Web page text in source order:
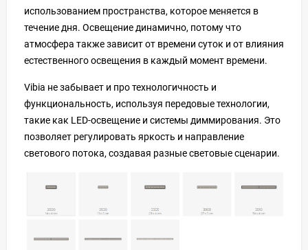
использованием пространства, которое меняется в
течение дня. Освещение динамично, потому что
атмосфера также зависит от времени суток и от влияния
естественного освещения в каждый момент времени.
Vibia не забывает и про технологичность и
функциональность, используя передовые технологии,
такие как LED-освещение и системы диммирования. Это
позволяет регулировать яркость и направление
светового потока, создавая разные световые сценарии.